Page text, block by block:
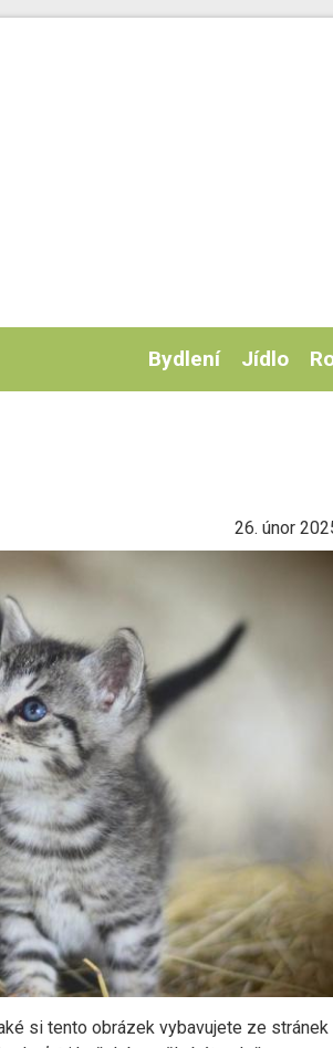
Bydlení Jídlo
26. únor
si tento obrázek vybavujete ze stránek